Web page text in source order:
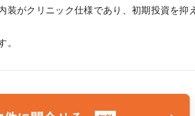
装がクリニック仕様であり、初期投資を抑
。